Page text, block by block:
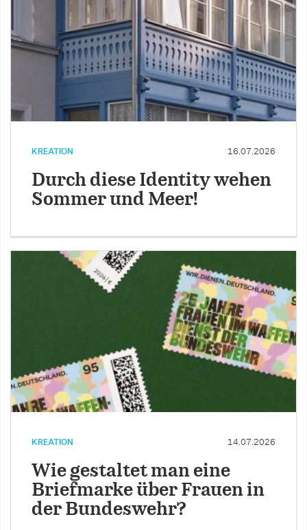
KREATION 16.07.2026
Durch diese Identity wehen
Sommer und Meer!
KREATION 14.07.2026
Wie gestaltet man eine
Briefmarke über Frauen in
der Bundeswehr?